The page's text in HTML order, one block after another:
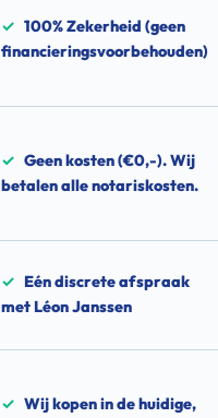
✓ 100% Zekerheid (geen
financieringsvoorbehouden)
✓ Geen kosten (€0,-). Wij
betalen alle notariskosten.
✓ Eén discrete afspraak
met Léon Janssen
✓ Wij kopen in de huidige,